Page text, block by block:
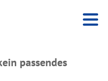
passendes